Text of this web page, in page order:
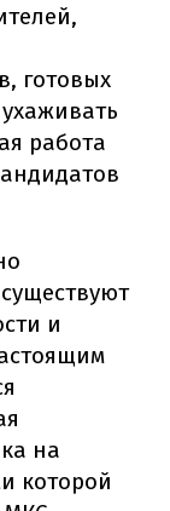
готовых
работа
и
на
которой